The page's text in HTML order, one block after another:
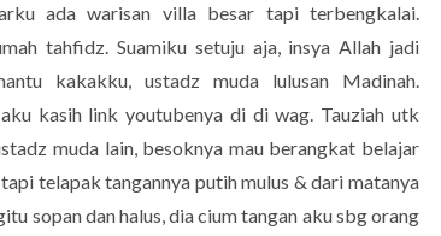
ada warisan villa besar tapi terbengkalai.
tahfidz. Suamiku setuju aja, insya Allah jadi
kakakku, ustadz muda lulusan Madinah.
kasih link youtubenya di di wag. Tauziah utk
muda lain, besoknya mau berangkat belajar
telapak tangannya putih mulus & dari matanya
sopan dan halus, dia cium tangan aku sbg orang